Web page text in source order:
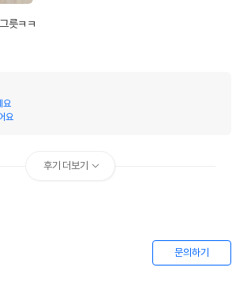
릇ㅋㅋ
요
요
후기 더보기
문의하기